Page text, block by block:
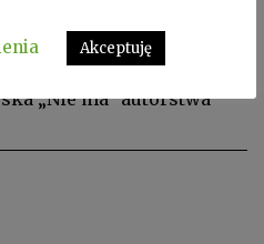
„Nike”
Nagrody Literackiej
„Nie ma” autorstwa
Akceptuję